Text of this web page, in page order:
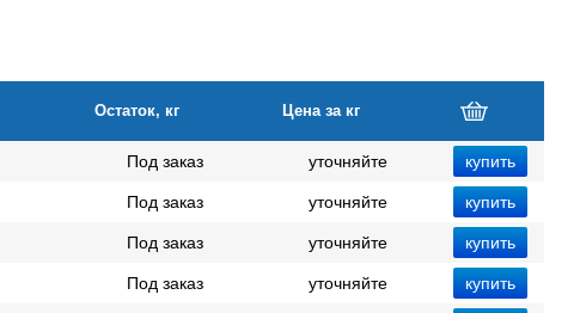
Остаток, кг Цена за кг
Под заказ уточняйте
Под заказ уточняйте
Под заказ уточняйте
Под заказ уточняйте